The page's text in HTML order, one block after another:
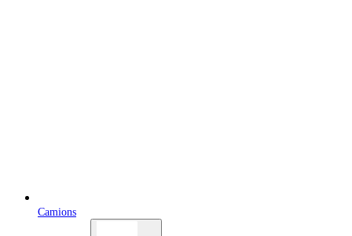
Camions